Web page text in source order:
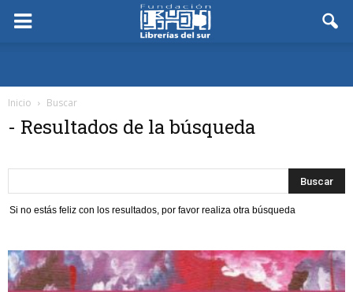
Inicio Buscar
- Resultados de la búsqueda
Si no estás feliz con los resultados, por favor realiza otra búsqueda